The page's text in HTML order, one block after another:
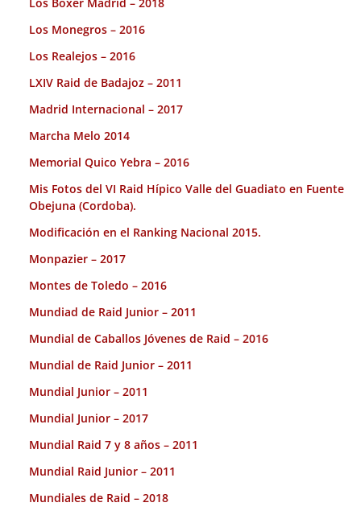
Los Monegros – 2016
Los Realejos – 2016
LXIV Raid de Badajoz – 2011
Madrid Internacional – 2017
Marcha Melo 2014
Memorial Quico Yebra – 2016
Mis Fotos del VI Raid Hípico Valle del Guadiato en Fuente
Obejuna (Cordoba).
Modificación en el Ranking Nacional 2015.
Monpazier – 2017
Montes de Toledo – 2016
Mundiad de Raid Junior – 2011
Mundial de Caballos Jóvenes de Raid – 2016
Mundial de Raid Junior – 2011
Mundial Junior – 2011
Mundial Junior – 2017
Mundial Raid 7 y 8 años – 2011
Mundial Raid Junior – 2011
Mundiales de Raid – 2018